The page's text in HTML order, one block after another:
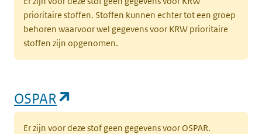
prioritaire stoffen. Stoffen kunnen echter tot een groep
behoren waarvoor wel gegevens voor KRW prioritaire
stoffen zijn opgenomen.
OSPAR
Er zijn voor deze stof geen gegevens voor OSPAR.